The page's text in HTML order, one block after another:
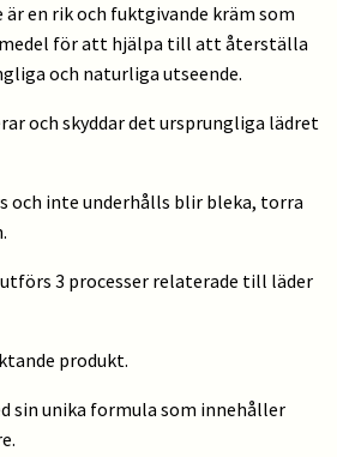
är en rik och fuktgivande kräm som
för att hjälpa till att återställa
och naturliga utseende.
och skyddar det ursprungliga lädret
och inte underhålls blir bleka, torra
3 processer relaterade till läder
produkt.
sin unika formula som innehåller